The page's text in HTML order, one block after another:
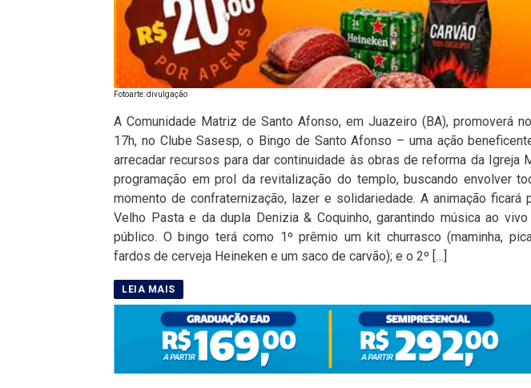
Fotoarte: divulgação
A Comunidade Matriz de Santo Afonso, em Juazeiro (BA), promoverá
17h, no Clube Sasesp, o Bingo de Santo Afonso – uma ação
arrecadar recursos para dar continuidade às obras de reforma da Igreja
programação em prol da revitalização do templo, buscando envolver
momento de confraternização, lazer e solidariedade. A animação ficará
Velho Pasta e da dupla Denizia & Coquinho, garantindo música ao
público. O bingo terá como 1º prêmio um kit churrasco (maminha,
fardos de cerveja Heineken e um saco de carvão); e o 2º […]